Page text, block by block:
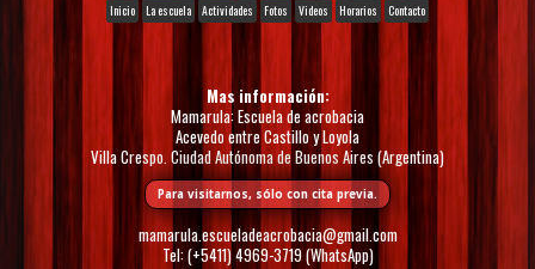
Inicio La escuela Actividades Fotos Videos Horarios Contacto
Mas información:
Mamarula: Escuela de acrobacia
Acevedo entre Castillo y Loyola
Villa Crespo. Ciudad Autónoma de Buenos Aires (Argentina)
Para visitarnos, sólo con cita previa.
mamarula.escueladeacrobacia@gmail.com
Tel: (+5411) 4969-3719 (WhatsApp)